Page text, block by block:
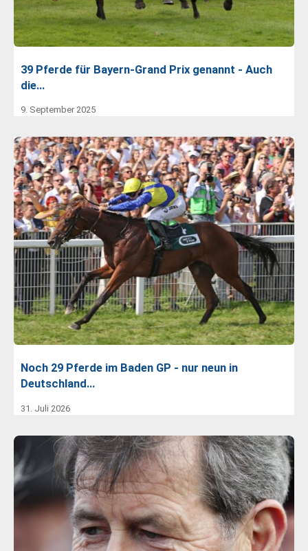
39 Pferde für Bayern-Grand Prix genannt - Auch
die…
9. September 2025
Noch 29 Pferde im Baden GP - nur neun in
Deutschland…
31. Juli 2026